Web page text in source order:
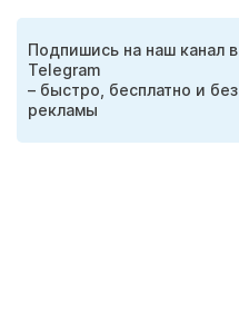
Подпишись на наш канал в
Telegram
– быстро, бесплатно и без
рекламы